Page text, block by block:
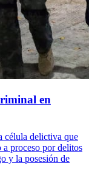
en
célula delictiva que
proceso por delitos
y la posesión de